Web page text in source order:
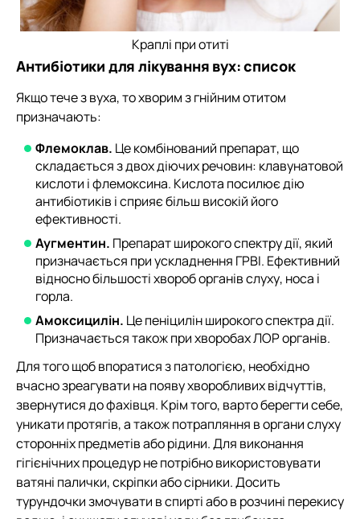
Краплі при отиті
Антибіотики для лікування вух: список
Якщо тече з вуха, то хворим з гнійним отитом
призначають:
Флемоклав. Це комбінований препарат, що
складається з двох діючих речовин: клавунатовой
кислоти і флемоксина. Кислота посилює дію
антибіотиків і сприяє більш високій його
ефективності.
Аугментин. Препарат широкого спектру дії, який
призначається при ускладнення ГРВІ. Ефективний
відносно більшості хвороб органів слуху, носа і
горла.
Амоксицилін. Це пеніцилін широкого спектра дії.
Призначається також при хворобах ЛОР органів.
Для того щоб впоратися з патологією, необхідно
вчасно зреагувати на появу хворобливих відчуттів,
звернутися до фахівця. Крім того, варто берегти себе,
уникати протягів, а також потрапляння в органи слуху
сторонніх предметів або рідини. Для виконання
гігієнічних процедур не потрібно використовувати
ватяні палички, скріпки або сірники. Досить
турундочки змочувати в спирті або в розчині перекису